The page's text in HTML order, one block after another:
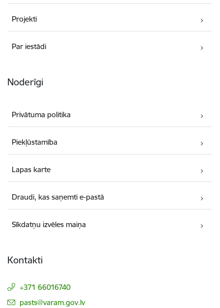
Projekti
Par iestādi
Noderīgi
Privātuma politika
Piekļūstamība
Lapas karte
Draudi, kas saņemti e-pastā
Sīkdatņu izvēles maiņa
Kontakti
+371 66016740
E-pasts:
pasts@varam.gov.lv